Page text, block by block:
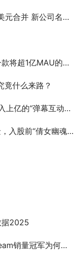
新公司名为Goto
1亿MAU的「新品」
什么来路？
互动玩法”是毒还是药？
“倩女幽魂”主创公司
据2025
何让人「边骂边玩」